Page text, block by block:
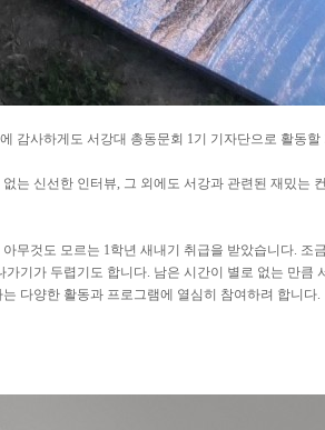
감사하게도 서강대 총동문회 1기 기자단으로 활동
는 신선한 인터뷰, 그 외에도 서강과 관련된 재밌는
무것도 모르는 1학년 새내기 취급을 받았습니다. 조
기가 두렵기도 합니다. 남은 시간이 별로 없는 만큼
다양한 활동과 프로그램에 열심히 참여하려 합니다.